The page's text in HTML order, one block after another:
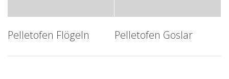
Pelletofen Flögeln Pelletofen Goslar